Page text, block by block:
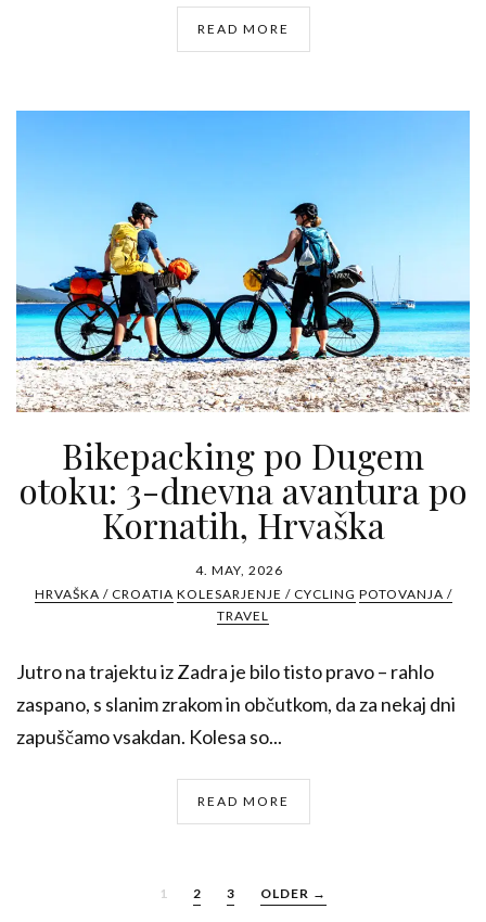
READ MORE
Bikepacking po Dugem
otoku: 3-dnevna avantura po
Kornatih, Hrvaška
4. MAY, 2026
HRVAŠKA / CROATIA KOLESARJENJE / CYCLING POTOVANJA /
TRAVEL
Jutro na trajektu iz Zadra je bilo tisto pravo – rahlo
zaspano, s slanim zrakom in občutkom, da za nekaj dni
zapuščamo vsakdan. Kolesa so...
READ MORE
1 2 3 OLDER →